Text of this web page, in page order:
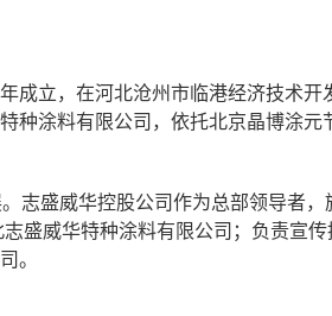
年成立，在河北沧州市 临港经济技术开
种涂料有限公司，依托北京晶博涂元
志盛威华控股公司作为总部领导者，
盛威华特种涂料有限公司；负责宣传
。